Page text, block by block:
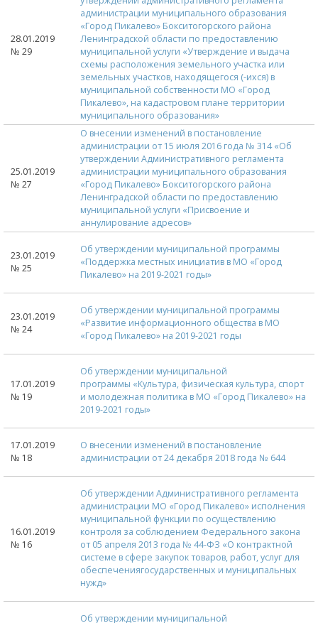
28.01.2019
№ 29
администрации муниципального образования
«Город Пикалево» Бокситогорского района
Ленинградской области по предоставлению
муниципальной услуги «Утверждение и выдача
схемы расположения земельного участка или
земельных участков, находящегося (-ихся) в
муниципальной собственности МО «Город
Пикалево», на кадастровом плане территории
муниципального образования»
25.01.2019
№ 27
О внесении изменений в постановление
администрации от 15 июля 2016 года № 314 «Об
утверждении Административного регламента
администрации муниципального образования
«Город Пикалево» Бокситогорского района
Ленинградской области по предоставлению
муниципальной услуги «Присвоение и
аннулирование адресов»
23.01.2019
№ 25
Об утверждении муниципальной программы
«Поддержка местных инициатив в МО «Город
Пикалево» на 2019-2021 годы»
23.01.2019
№ 24
Об утверждении муниципальной программы
«Развитие информационного общества в МО
«Город Пикалево» на 2019-2021 годы
17.01.2019
№ 19
Об утверждении муниципальной
программы «Культура, физическая культура, спорт
и молодежная политика в МО «Город Пикалево» на
2019-2021 годы»
17.01.2019
№ 18
О внесении изменений в постановление
администрации от 24 декабря 2018 года № 644
16.01.2019
№ 16
Об утверждении Административного регламента
администрации МО «Город Пикалево» исполнения
муниципальной функции по осуществлению
контроля за соблюдением Федерального закона
от 05 апреля 2013 года № 44-ФЗ «О контрактной
системе в сфере закупок товаров, работ, услуг для
обеспечениягосударственных и муниципальных
нужд»
Об утверждении муниципальной